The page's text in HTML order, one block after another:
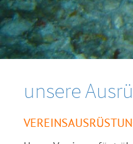
unsere